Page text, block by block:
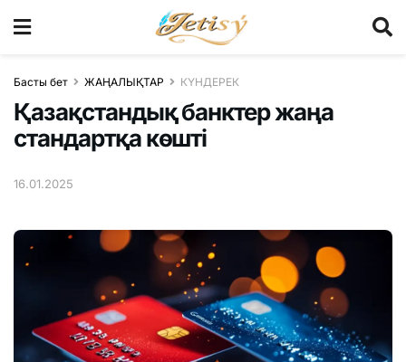
Басты бет ЖАҢАЛЫҚТАР КҮНДЕРЕК
Қазақстандық банктер жаңа
стандартқа көшті
16.01.2025